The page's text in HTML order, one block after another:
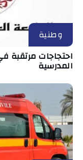
وطنية
احتجاجات مرتقبة
المدرسية